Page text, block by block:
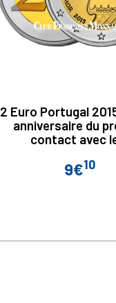
2 Euro Portugal
anniversaire du
contact avec
Prix
9€10